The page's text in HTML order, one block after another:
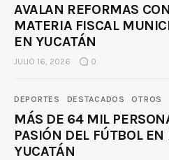
AVALAN REFORMAS
MATERIA FISCAL
EN YUCATÁN
JULIO 16, 2026 0
DEPORTES DESTACADOS OTROS
MÁS DE 64 MIL
PASIÓN DEL FÚTBOL
YUCATÁN